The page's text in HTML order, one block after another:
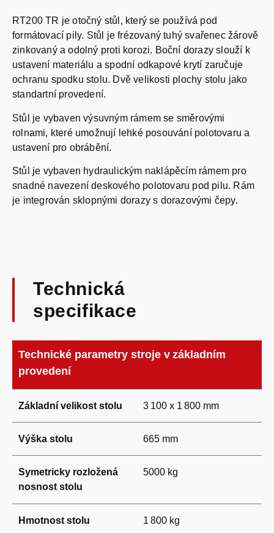
RT200 TR je otočný stůl, který se používá pod
formátovací pily. Stůl je frézovaný tuhý svařenec žárově
zinkovaný a odolný proti korozi. Boční dorazy slouží k
ustavení materiálu a spodní odkapové krytí zaručuje
ochranu spodku stolu. Dvě velikosti plochy stolu jako
standartní provedení.
Stůl je vybaven výsuvným rámem se směrovými
rolnami, které umožnují lehké posouvání polotovaru a
ustavení pro obrábění.
Stůl je vybaven hydraulickým naklápěcím rámem pro
snadné navezení deskového polotovaru pod pilu. Rám
je integrován sklopnými dorazy s dorazovými čepy.
Technická
specifikace
Technické parametry stroje v základním
provedení
Základní velikost stolu 3 100 x 1 800 mm
Výška stolu 665 mm
Symetricky rozložená
nosnost stolu
5000 kg
Hmotnost stolu 1 800 kg